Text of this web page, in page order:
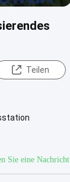
Teilen
Sie eine Nachricht.